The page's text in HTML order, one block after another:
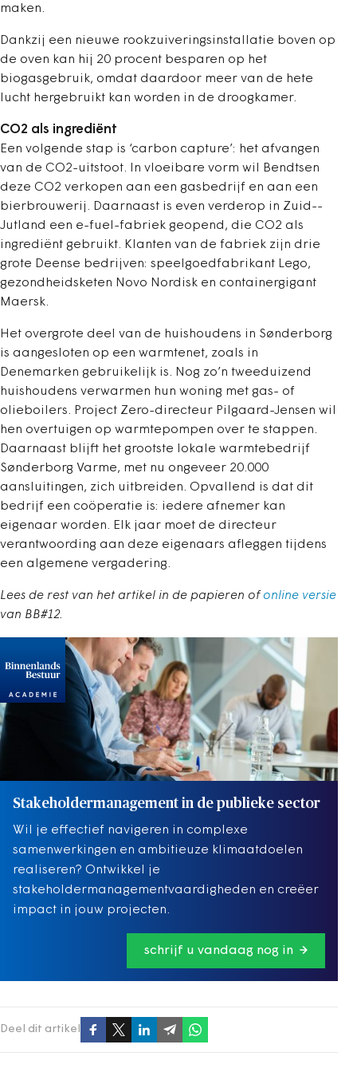
maken.
Dankzij een nieuwe rookzuiveringsinstallatie boven op
de oven kan hij 20 procent besparen op het
biogasgebruik, omdat daardoor meer van de hete
lucht hergebruikt kan worden in de droogkamer.
CO2 als ingrediënt
Een volgende stap is ‘carbon capture’: het afvangen
van de CO2-uitstoot. In vloeibare vorm wil Bendtsen
deze CO2 verkopen aan een gasbedrijf en aan een
bierbrouwerij. Daarnaast is even verderop in Zuid-­
Jutland een e-fuel-fabriek geopend, die CO2 als
ingrediënt gebruikt. Klanten van de ­fabriek zijn drie
grote Deense bedrijven: speelgoedfabrikant Lego,
gezondheids­keten Novo Nordisk en containergigant
Maersk.
Het overgrote deel van de huishoudens in Sønderborg
is aangesloten op een warmtenet, zoals in
Denemarken gebruikelijk is. Nog zo’n tweeduizend
huishoudens verwarmen hun woning met gas- of
olieboilers. Project Zero-directeur Pilgaard-Jensen wil
hen overtuigen op warmtepompen over te stappen.
Daarnaast blijft het grootste lokale warmtebedrijf
Sønderborg Varme, met nu ongeveer 20.000
aansluitingen, zich uitbreiden. Opvallend is dat dit
bedrijf een coöperatie is: iedere afnemer kan
eigenaar worden. Elk jaar moet de directeur
verantwoording aan deze eigenaars afleggen tijdens
een algemene vergadering.
Lees de rest van het artikel in de papieren ofonline versie
van BB#12.
Stakeholdermanagement in de publieke sector
Wil je effectief navigeren in complexe
samenwerkingen en ambitieuze klimaatdoelen
realiseren? Ontwikkel je
stakeholdermanagementvaardigheden en creëer
impact in jouw projecten.
schrijf u vandaag nog in
Deel dit artikel